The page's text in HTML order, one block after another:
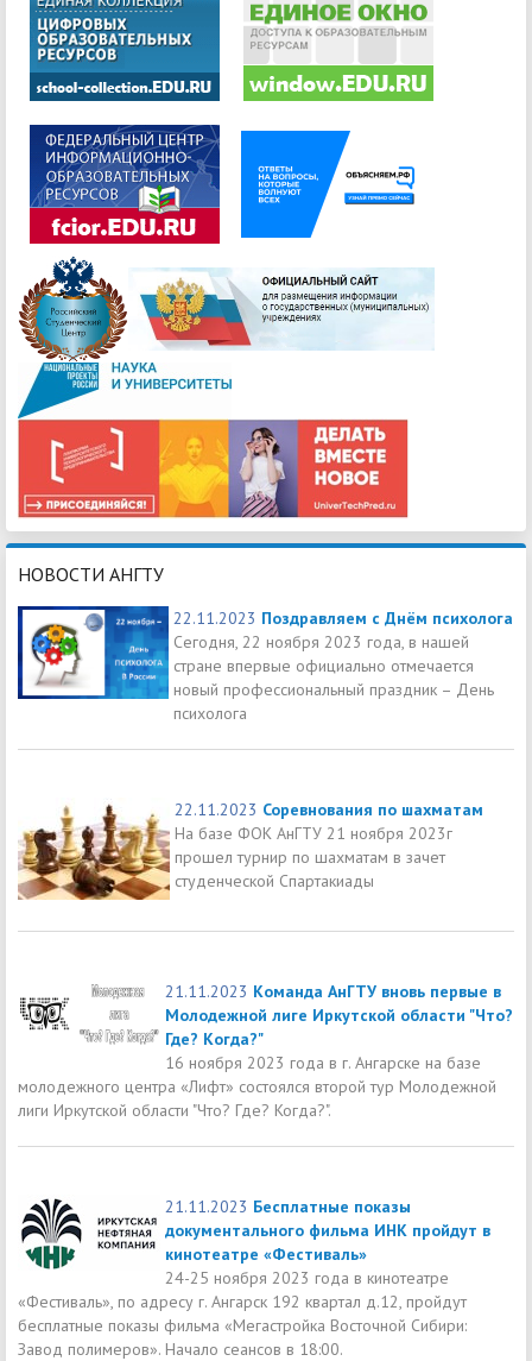
НОВОСТИ АНГТУ
22.11.2023 Поздравляем с Днём психолога
Сегодня, 22 ноября 2023 года, в нашей
стране впервые официально отмечается
новый профессиональный праздник – День
психолога
22.11.2023 Соревнования по шахматам
На базе ФОК АнГТУ 21 ноября 2023г
прошел турнир по шахматам в зачет
студенческой Спартакиады
21.11.2023 Команда АнГТУ вновь первые в
Молодежной лиге Иркутской области "Что?
Где? Когда?"
16 ноября 2023 года в г. Ангарске на базе
молодежного центра «Лифт» состоялся второй тур Молодежной
лиги Иркутской области "Что? Где? Когда?".
21.11.2023 Бесплатные показы
документального фильма ИНК пройдут в
кинотеатре «Фестиваль»
24-25 ноября 2023 года в кинотеатре
«Фестиваль», по адресу г. Ангарск 192 квартал д.12, пройдут
бесплатные показы фильма «Мегастройка Восточной Сибири:
Завод полимеров». Начало сеансов в 18:00.